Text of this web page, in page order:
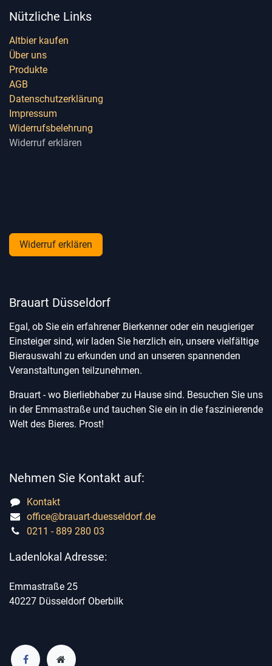
Nützliche Links
Altbier kaufen
Über uns
Produkte
AGB
Datenschutzerklärung
Impressum
Widerrufsbelehrung
Widerruf erklären
Widerruf erklären
Brauart Düsseldorf
Egal, ob Sie ein erfahrener Bierkenner oder ein neugieriger
Einsteiger sind, wir laden Sie herzlich ein, unsere vielfältige
Bierauswahl zu erkunden und an unseren spannenden
Veranstaltungen teilzunehmen.
Brauart - wo Bierliebhaber zu Hause sind. Besuchen Sie uns
in der Emmastraße und tauchen Sie ein in die faszinierende
Welt des Bieres. Prost!
Nehmen Sie Kontakt auf:
Kontakt
office@brauart-duesseldorf.de
0211 - 889 280 03
Ladenlokal Adresse:
Emmastraße 25
40227 Düsseldorf Oberbilk